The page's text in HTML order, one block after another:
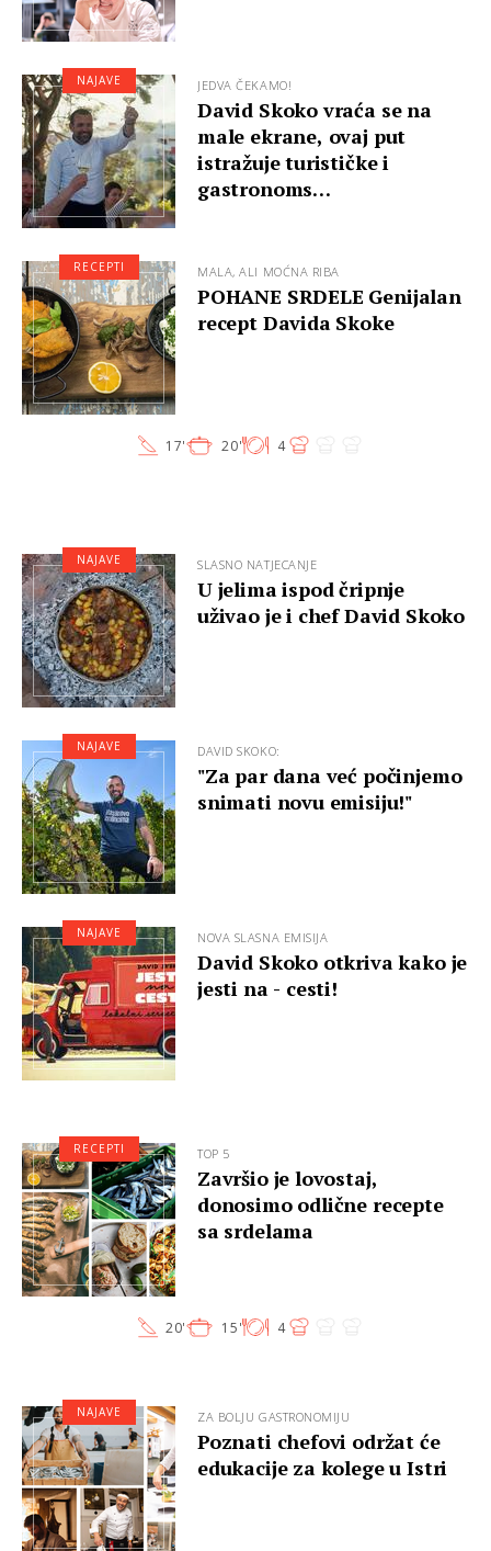
JEDVA ČEKAMO!
David Skoko vraća se na
male ekrane, ovaj put
istražuje turističke i
gastronoms…
NAJAVE
MALA, ALI MOĆNA RIBA
POHANE SRDELE Genijalan
recept Davida Skoke
17' 20' 4
RECEPTI
SLASNO NATJECANJE
U jelima ispod čripnje
uživao je i chef David Skoko
NAJAVE
DAVID SKOKO:
"Za par dana već počinjemo
snimati novu emisiju!"
NAJAVE
NOVA SLASNA EMISIJA
David Skoko otkriva kako je
jesti na - cesti!
NAJAVE
TOP 5
Završio je lovostaj,
donosimo odlične recepte
sa srdelama
20' 15' 4
RECEPTI
ZA BOLJU GASTRONOMIJU
Poznati chefovi održat će
edukacije za kolege u Istri
NAJAVE